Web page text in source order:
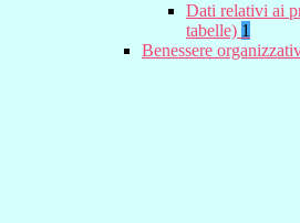
Dati relativi ai
tabelle) 1
Benessere